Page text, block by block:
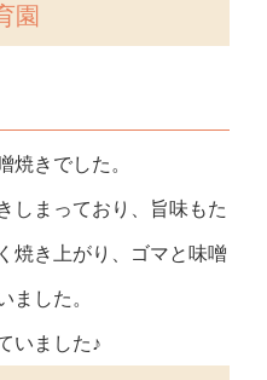
園
焼きでした。
しまっており、旨味もた
焼き上がり、ゴマと味噌
ました。
いました♪